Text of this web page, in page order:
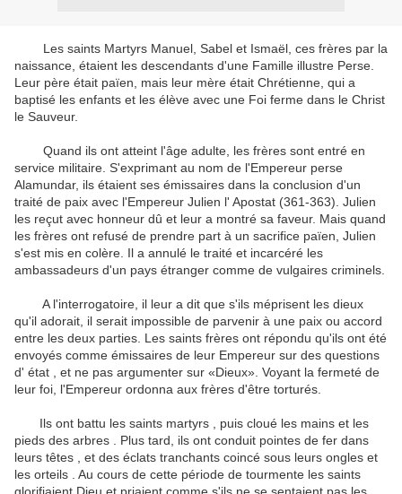
Les saints Martyrs Manuel, Sabel et Ismaël, ces frères par la
naissance, étaient les descendants d'une Famille illustre Perse.
Leur père était païen, mais leur mère était Chrétienne, qui a
baptisé les enfants et les élève avec une Foi ferme dans le Christ
le Sauveur.
Quand ils ont atteint l'âge adulte, les frères sont entré en
service militaire. S'exprimant au nom de l'Empereur perse
Alamundar, ils étaient ses émissaires dans la conclusion d'un
traité de paix avec l'Empereur Julien l' Apostat (361-363). Julien
les reçut avec honneur dû et leur a montré sa faveur. Mais quand
les frères ont refusé de prendre part à un sacrifice païen, Julien
s'est mis en colère. Il a annulé le traité et incarcéré les
ambassadeurs d'un pays étranger comme de vulgaires criminels.
A l'interrogatoire, il leur a dit que s'ils méprisent les dieux
qu'il adorait, il serait impossible de parvenir à une paix ou accord
entre les deux parties. Les saints frères ont répondu qu'ils ont été
envoyés comme émissaires de leur Empereur sur des questions
d' état ​, et ne pas argumenter sur «Dieux». Voyant la fermeté de
leur foi, l'Empereur ordonna aux frères d'être torturés.
Ils ont battu les saints martyrs , puis cloué les mains et les
pieds des arbres .
Plus tard, ils ont conduit pointes de fer dans
leurs têtes , et des éclats tranchants coincé sous leurs ongles et
les orteils .
Au cours de cette période de tourmente les saints